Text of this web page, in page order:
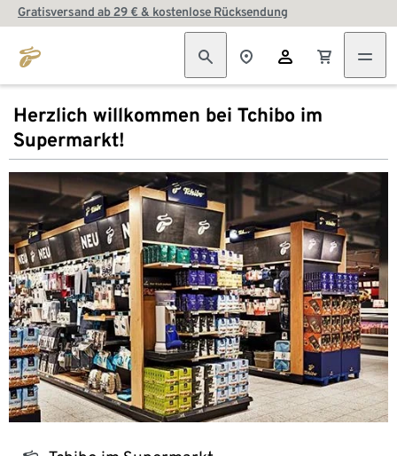
Gratisversand ab 29 € & kostenlose Rücksendung
Herzlich willkommen bei Tchibo im
Supermarkt!